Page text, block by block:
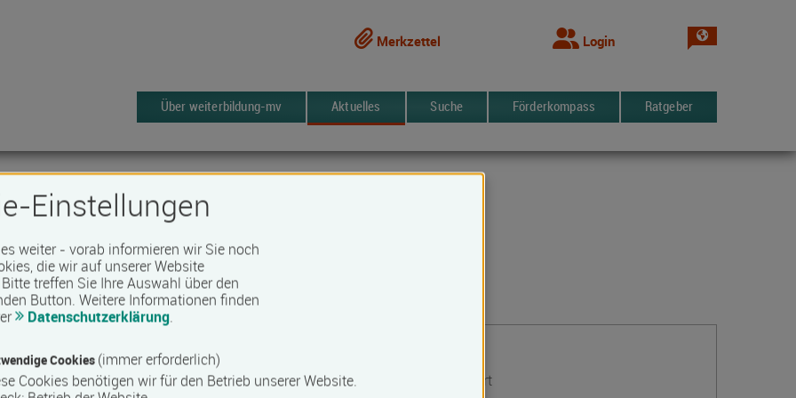
Merkzettel Login Sprache
Über weiterbildung-mv Aktuelles Suche Förderkompass Ratgeber
IHK Neubrandenburg
- 16:00 Uhr
Volker Hirchert
Einstellungen
weiter - vorab informieren wir Sie noch
die wir auf unserer Website
treffen Sie Ihre Auswahl über den
Button. Weitere Informationen finden
Datenschutzerklärung.
Cookies (immer erforderlich)
Cookies benötigen wir für den Betrieb unserer Website.